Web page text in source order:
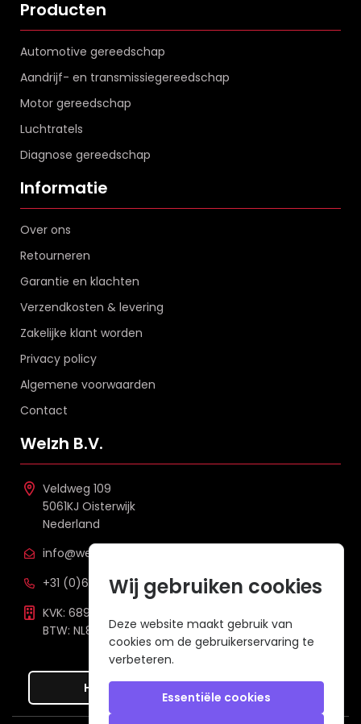
Producten
Automotive gereedschap
Aandrijf- en transmissiegereedschap
Motor gereedschap
Luchtratels
Diagnose gereedschap
Informatie
Over ons
Retourneren
Garantie en klachten
Verzendkosten & levering
Zakelijke klant worden
Privacy policy
Algemene voorwaarden
Contact
Welzh B.V.
Veldweg 109
5061KJ Oisterwijk
Nederland
info@welzh.nl
+31 (0)6 26 51 83 20
KVK: 68977387
BTW: NL857672988B01
Hier de overeenkomst ontbinden
Wij gebruiken cookies
Deze website maakt gebruik van
cookies om de gebruikerservaring te
verbeteren.
Essentiële cookies